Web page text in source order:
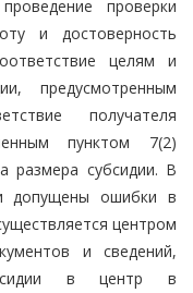
проверки
и достоверность
целям и
предусмотренным
получателя
пунктом 7(2)
размера субсидии. В
допущены ошибки в
центром
и сведений,
в центр в